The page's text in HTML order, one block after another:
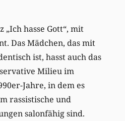
„Ich hasse Gott“, mit
Das Mädchen, das mit
ist, hasst auch das
Milieu im
Jahre, in dem es
rassistische und
salonfähig sind.